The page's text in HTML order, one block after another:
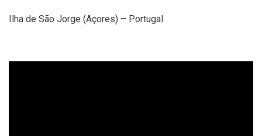
Ilha de São Jorge (Açores) – Portugal